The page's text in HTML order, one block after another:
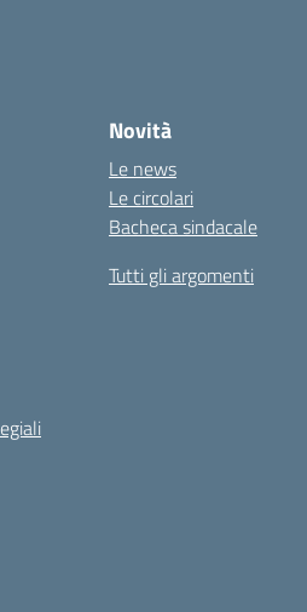
Novità
Le news
Le circolari
Bacheca sindacale
Tutti gli argomenti